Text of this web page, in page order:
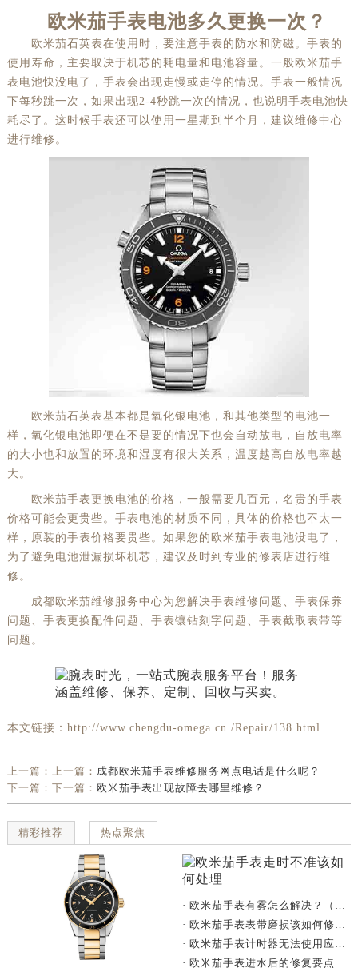
欧米茄手表电池多久更换一次？
欧米茄石英表在使用时，要注意手表的防水和防磁。手表的
使用寿命，主要取决于机芯的耗电量和电池容量。一般欧米茄手
表电池快没电了，手表会出现走慢或走停的情况。手表一般情况
下每秒跳一次，如果出现2-4秒跳一次的情况，也说明手表电池快
耗尽了。这时候手表还可以使用一星期到半个月，建议维修中心
进行维修。
欧米茄石英表基本都是氧化银电池，和其他类型的电池一
样，氧化银电池即便在不是要的情况下也会自动放电，自放电率
的大小也和放置的环境和湿度有很大关系，温度越高自放电率越
大。
欧米茄手表更换电池的价格，一般需要几百元，名贵的手表
价格可能会更贵些。手表电池的材质不同，具体的价格也不太一
样，原装的手表价格要贵些。如果您的欧米茄手表电池没电了，
为了避免电池泄漏损坏机芯，建议及时到专业的修表店进行维
修。
成都欧米茄维修服务中心为您解决手表维修问题、手表保养
问题、手表更换配件问题、手表镶钻刻字问题、手表截取表带等
问题。
本文链接：http://www.chengdu-omega.cn /Repair/138.html
上一篇：上一篇： 成都欧米茄手表维修服务网点电话是什么呢？
下一篇：下一篇： 欧米茄手表出现故障去哪里维修？
精彩推荐 热点聚焦
· 欧米茄手表有雾怎么解决？（手表有雾的解决方法）
· 欧米茄手表表带磨损该如何修复？
· 欧米茄手表计时器无法使用应该怎么办？
· 欧米茄手表进水后的修复要点与技巧总结